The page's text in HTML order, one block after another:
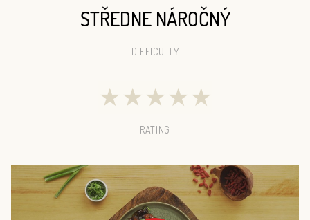
STŘEDNE NÁROČNÝ
DIFFICULTY
★★★★★
RATING